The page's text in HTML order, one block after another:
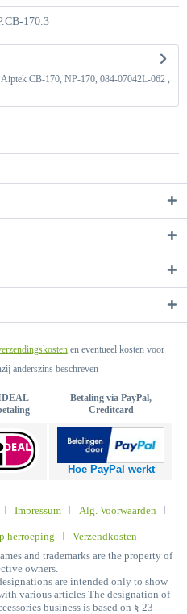
170.3
CB-170, NP-170, 084-07042L-062 ,
en eventueel kosten voor
anderszins beschreven
Betaling via PayPal,
Creditcard
Hoe PayPal werkt
Impressum Alg. Voorwaarden
herroeping
Verzendkosten
and trademarks are the property of
owners.
are intended only to show
various articles The designation of
business is based on § 23